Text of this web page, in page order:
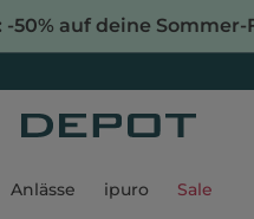
-50% auf deine
Anlässe ipuro Sale